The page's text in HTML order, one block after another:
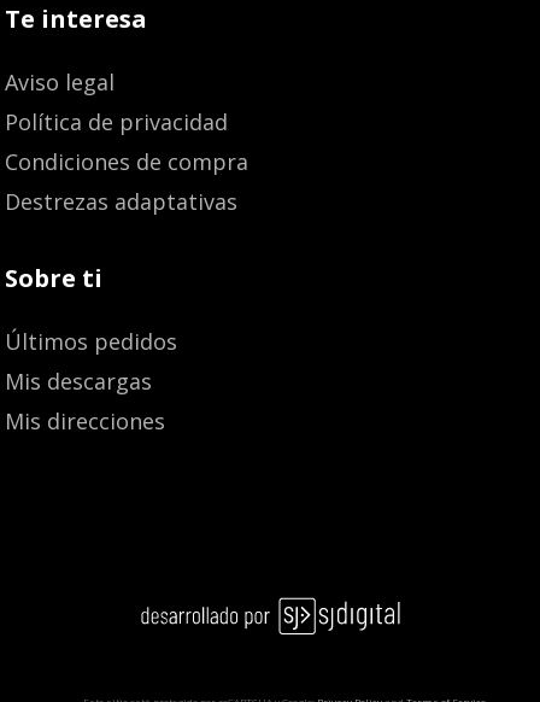
4,57€ Añadir al carrito
Te interesa
Aviso legal
Política de privacidad
Condiciones de compra
Destrezas adaptativas
Sobre ti
Últimos pedidos
Mis descargas
Mis direcciones